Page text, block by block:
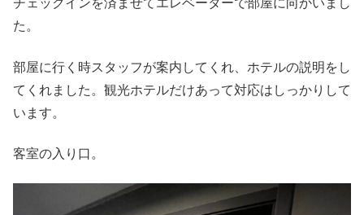
チェックインを済ませてエレベーターで部屋に向かいまし
た。
部屋に行く時スタッフが案内してくれ、ホテルの説明をし
てくれました。観光ホテルだけあって対応はしっかりして
います。
客室の入り口。